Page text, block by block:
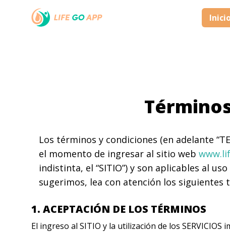
Los términos y condiciones (en adelante
el momento de ingresar al sitio web
indistinta, el “SITIO”) y son aplicables al
sugerimos, lea con atención los siguientes
1. ACEPTACIÓN DE LOS TÉRMINOS
El ingreso al SITIO y la utilización de los